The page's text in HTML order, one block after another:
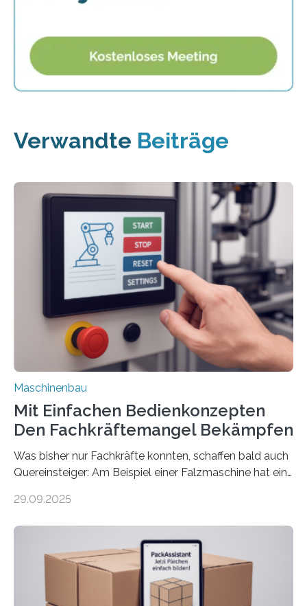
Verwandte Beiträge
Maschinenbau
Mit Einfachen Bedienkonzepten
Den Fachkräftemangel Bekämpfen
Was bisher nur Fachkräfte konnten, schaffen bald auch
Quereinsteiger: Am Beispiel einer Falzmaschine hat ein
Mensch-Maschine-Schnittstelle so sehr vereinfacht,
Die zugrunde liegende Methodik lässt sich auf alle
anderen Maschinen übertragen. Eine Falzmaschine
umzurüsten ist ein Job für echte Profis. Eine solche
Maschine faltet in Druckereien Broschüren, Prospekte,
29.09.2025